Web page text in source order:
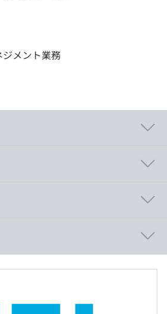
メント業務
（高専本科卒以上）